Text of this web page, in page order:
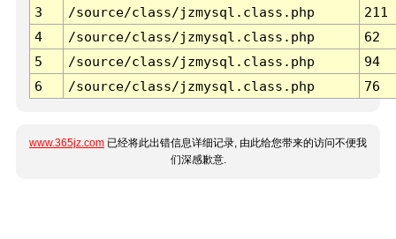
3 /source/class/jzmysql.class.php
211
4
/source/class/jzmysql.class.php
62
5
/source/class/jzmysql.class.php
94
6
/source/class/jzmysql.class.php 76
www.365jz.com 已经将此出错信息详细记录, 由此给您带来的访问不便我
们深感歉意.